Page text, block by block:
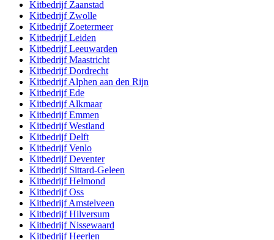
Kitbedrijf Zaanstad
Kitbedrijf Zwolle
Kitbedrijf Zoetermeer
KitbedrijfLeiden
KitbedrijfLeeuwarden
KitbedrijfMaastricht
KitbedrijfDordrecht
KitbedrijfAlphen aan den Rijn
KitbedrijfEde
KitbedrijfAlkmaar
KitbedrijfEmmen
KitbedrijfWestland
KitbedrijfDelft
KitbedrijfVenlo
KitbedrijfDeventer
Kitbedrijf Sittard-Geleen
KitbedrijfHelmond
KitbedrijfOss
KitbedrijfAmstelveen
KitbedrijfHilversum
KitbedrijfNissewaard
KitbedrijfHeerlen